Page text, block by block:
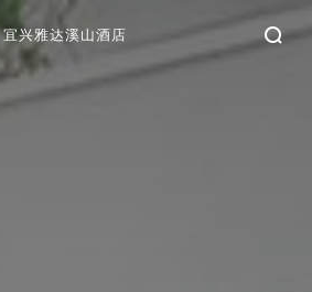
宜兴雅达溪山酒店